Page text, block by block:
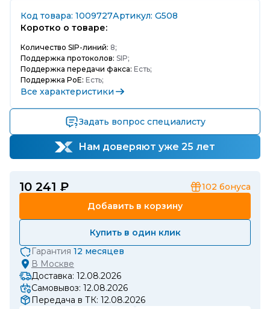
Код товара: 1009727Артикул: G508
Коротко о товаре:
Количество SIP-линий: 8;
Поддержка протоколов: SIP;
Поддержка передачи факса: Есть;
Поддержка PoE: Есть;
Все характеристики
Задать вопрос специалисту
Нам доверяют уже 25 лет
10 241 ₽ 102 бонуса
Добавить в корзину
Купить в один клик
Гарантия 12 месяцев
В Москве
Доставка: 12.08.2026
Самовывоз: 12.08.2026
Передача в ТК: 12.08.2026